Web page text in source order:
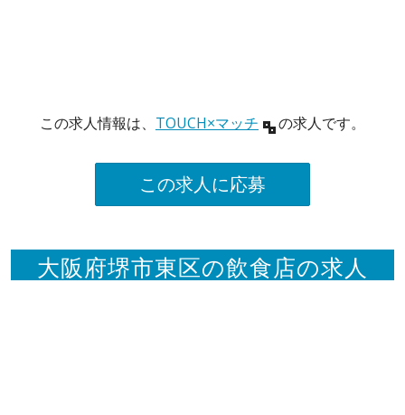
この求人情報は、 TOUCH×マッチ の求人です。
この求人に応募
大阪府堺市東区の飲食店の求人